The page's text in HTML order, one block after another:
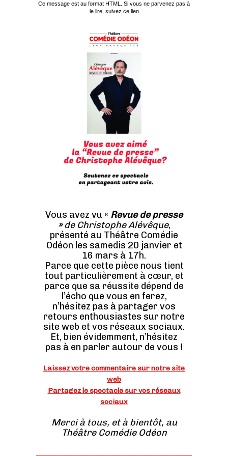
Ce message est au format HTML. Si vous ne parvenez pas à
le lire, suivez ce lien
Vous avez vu « Revue de presse
»de Christophe Alévêque,
présenté au Théâtre Comédie
Odéon les samedis 20 janvier et
16 mars à 17h.
Parce que cette pièce nous tient
tout particulièrement à cœur, et
parce que sa réussite dépend de
l’écho que vous en ferez,
n’hésitez pas à partager vos
retours enthousiastes sur notre
site web et vos réseaux sociaux.
Et, bien évidemment, n’hésitez
pas à en parler autour de vous !
Laissez votre commentaire sur notre site
web
Partagez le spectacle sur vos réseaux
sociaux
Merci à tous, et à bientôt, au
Théâtre Comédie Odéon